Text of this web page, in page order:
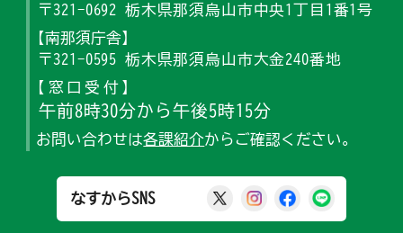
〒321-0692 栃木県那須烏山市中央1丁目1番1号
【南那須庁舎】
〒321-0595 栃木県那須烏山市大金240番地
【窓口受付】
午前8時30分から午後5時15分
お問い合わせは各課紹介からご確認ください。
なすからSNS 那須烏山市公式X
那須烏山市公式
那須烏山市